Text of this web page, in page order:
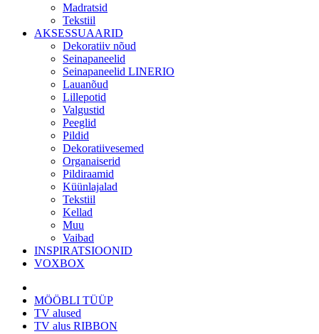
Madratsid
Tekstiil
AKSESSUAARID
Dekoratiiv nõud
Seinapaneelid
Seinapaneelid LINERIO
Lauanõud
Lillepotid
Valgustid
Peeglid
Pildid
Dekoratiivesemed
Organaiserid
Pildiraamid
Küünlajalad
Tekstiil
Kellad
Muu
Vaibad
INSPIRATSIOONID
VOXBOX
MÖÖBLI TÜÜP
TV alused
TV alus RIBBON